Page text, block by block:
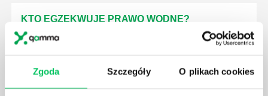
Zgoda Szczegóły O plikach cookies
KTO EGZEKWUJE PRAWO WODNE?
Prawo wodne to dość skomplikowane prawo w
egzekwowanie prawa wodnego? Na te pytania
odpowiemy pokrótce poniżej.